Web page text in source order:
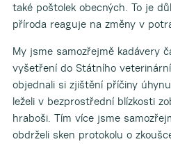
také poštolek obecných. To je
příroda reaguje na změny v
My jsme samozřejmě kadávery
vyšetření do Státního
objednali si zjištění příčiny
leželi v bezprostřední blízkosti
hraboši. Tím více jsme
obdrželi sken protokolu o